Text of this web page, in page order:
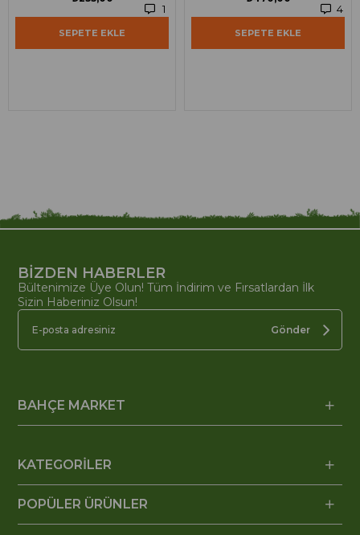
1
SEPETE EKLE
4
SEPETE EKLE
BİZDEN HABERLER
Bültenimize Üye Olun! Tüm İndirim ve Fırsatlardan İlk
Sizin Haberiniz Olsun!
Gönder
BAHÇE MARKET
KATEGORİLER
POPÜLER ÜRÜNLER